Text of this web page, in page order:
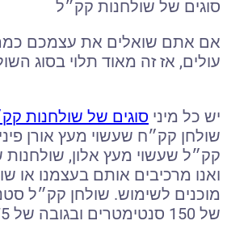
סוגים של שולחנות קק״ל
אם אתם שואלים את עצמכם
עולים, אז זה מאוד תלוי בסוג
יש כל מיני סוגים של שולחנות
שולחן קק״ח שעשוי מעץ אורן
קק״ל שעשוי מעץ אלון, שולחנות
ואנו מרכיבים אותם בעצמנו או
מוכנים לשימוש. שולחן קק״ל
של 150 סנטימטרים ובגובה של